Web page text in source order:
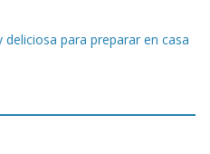
para preparar en casa